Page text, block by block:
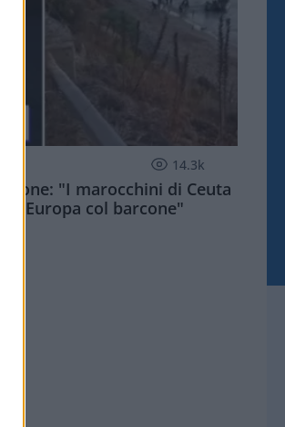
14.3k
"I marocchini di Ceuta
in Europa col barcone"